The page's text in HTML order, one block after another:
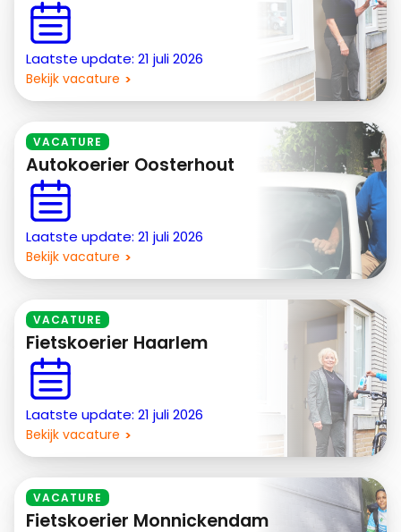
Laatste update: 21 juli 2026
Bekijk vacature
VACATURE
Autokoerier Oosterhout
Laatste update: 21 juli 2026
Bekijk vacature
VACATURE
Fietskoerier Haarlem
Laatste update: 21 juli 2026
Bekijk vacature
VACATURE
Fietskoerier Monnickendam